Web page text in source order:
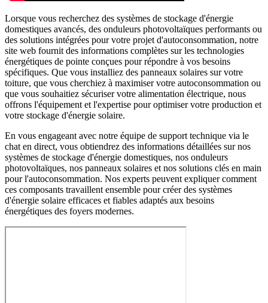
Lorsque vous recherchez des systèmes de stockage d'énergie
domestiques avancés, des onduleurs photovoltaïques performants ou
des solutions intégrées pour votre projet d'autoconsommation, notre
site web fournit des informations complètes sur les technologies
énergétiques de pointe conçues pour répondre à vos besoins
spécifiques. Que vous installiez des panneaux solaires sur votre
toiture, que vous cherchiez à maximiser votre autoconsommation ou
que vous souhaitiez sécuriser votre alimentation électrique, nous
offrons l'équipement et l'expertise pour optimiser votre production et
votre stockage d'énergie solaire.
En vous engageant avec notre équipe de support technique via le
chat en direct, vous obtiendrez des informations détaillées sur nos
systèmes de stockage d'énergie domestiques, nos onduleurs
photovoltaïques, nos panneaux solaires et nos solutions clés en main
pour l'autoconsommation. Nos experts peuvent expliquer comment
ces composants travaillent ensemble pour créer des systèmes
d'énergie solaire efficaces et fiables adaptés aux besoins
énergétiques des foyers modernes.